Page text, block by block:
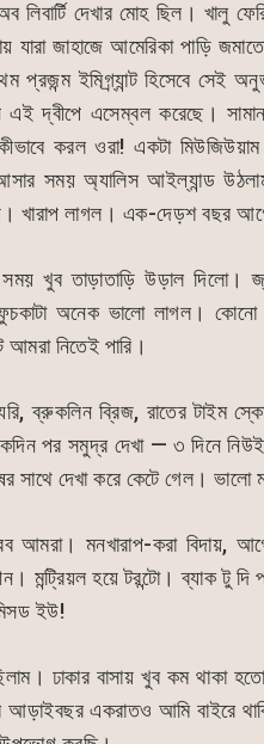
লিবার্টি দেখার মোহ ছিল। খালু
জাহাজে আমেরিকা পাড়ি জমাতো,
প্রজন্ম ইমিগ্র্যান্ট হিসেবে সেই
এই দ্বীপে এসেম্বল করেছে।
করল ওরা! একটা
সময় অ্যালিস আইল্যান্ড
খারাপ লাগল। এক-দেড়শ বছর
খুব তাড়াতাড়ি উড়াল দিলো।
অনেক ভালো লাগল। কোনো
আমরা নিতেই পারি।
ব্রুকলিন ব্রিজ, রাতের টাইম
পর সমুদ্র দেখা — ৩ দিনে
সাথে দেখা করে কেটে গেল। ভালো
আমরা। মনখারাপ-করা বিদায়,
মন্ট্রিয়ল হয়ে টরন্টো। ব্যাক টু দি
ইউ!
ঢাকার বাসায় খুব কম থাকা
আড়াইবছর একরাতও আমি বাইরে